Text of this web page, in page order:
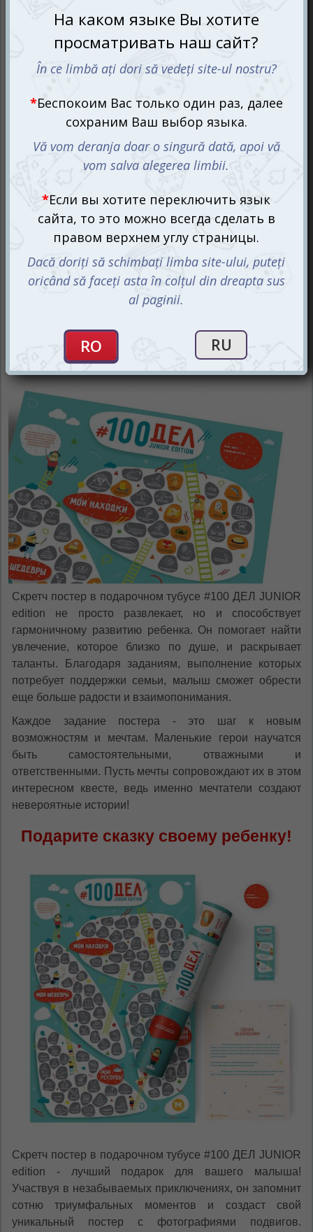
edition приглашает ребенка в увлекательное
путешествие, где каждое задание - настоящий вызов и
интерактивного постера, малыш погружается в сотню
заманчивых и удивительных задач, которые будут
Этот постер - не просто список дел, это настоящее
всестороннее развитие ребенка, его увлечений и
интересов. Внутри постера есть четыре категории:
"Мои находки", "Мои шедевры", "Мои достижения" и
"Мои рекорды". Маленький исследователь сможет
поймать майских жуков, построить песочный замок на
пляже, выучить гимн своей страны и выполнить
невероятные рекорды!
Весело, полезно и семейно!
Скретч постер в подарочном тубусе #100 ДЕЛ JUNIOR
edition не просто развлекает, но и способствует
гармоничному развитию ребенка. Он помогает найти
увлечение, которое близко по душе, и раскрывает
таланты. Благодаря заданиям, выполнение которых
потребует поддержки семьи, малыш сможет обрести
еще больше радости и взаимопонимания.
Каждое задание постера - это шаг к новым
возможностям и мечтам. Маленькие герои научатся
быть самостоятельными, отважными и
ответственными. Пусть мечты сопровождают их в этом
интересном квесте, ведь именно мечтатели создают
невероятные истории!
Подарите сказку своему ребенку!
Скретч постер в подарочном тубусе #100 ДЕЛ JUNIOR
edition - лучший подарок для вашего малыша!
Участвуя в незабываемых приключениях, он запомнит
сотню триумфальных моментов и создаст свой
уникальный постер с фотографиями подвигов.